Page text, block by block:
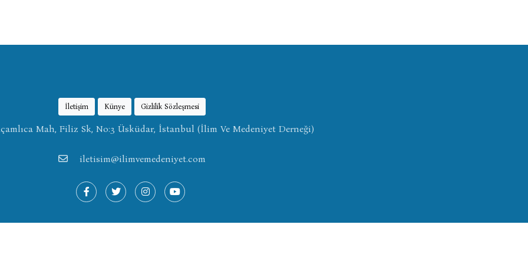
İletişim Künye Gizlilik Sözleşmesi
Mah, Filiz Sk, No:3 Üsküdar, İstanbul (İlim Ve Medeniyet Derneği)
iletisim@ilimvemedeniyet.com